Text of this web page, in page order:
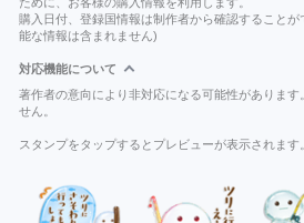
購入日付、登録国情報は制作者から確認すること
能な情報は含まれません)
対応機能について
著作者の意向により非対応になる可能性があります
せん。
スタンプをタップするとプレビューが表示されます。